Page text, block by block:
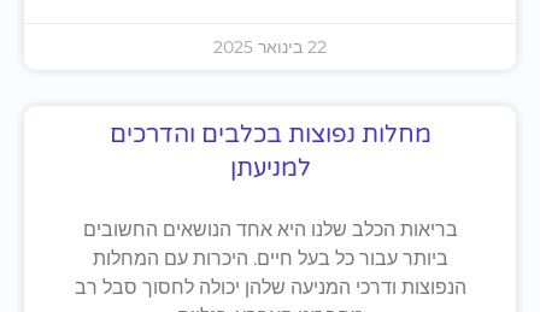
22 בינואר 2025
מחלות נפוצות בכלבים והדרכים
למניעתן
בריאות הכלב שלנו היא אחד הנושאים החשובים
ביותר עבור כל בעל חיים. היכרות עם המחלות
הנפוצות ודרכי המניעה שלהן יכולה לחסוך סבל רב